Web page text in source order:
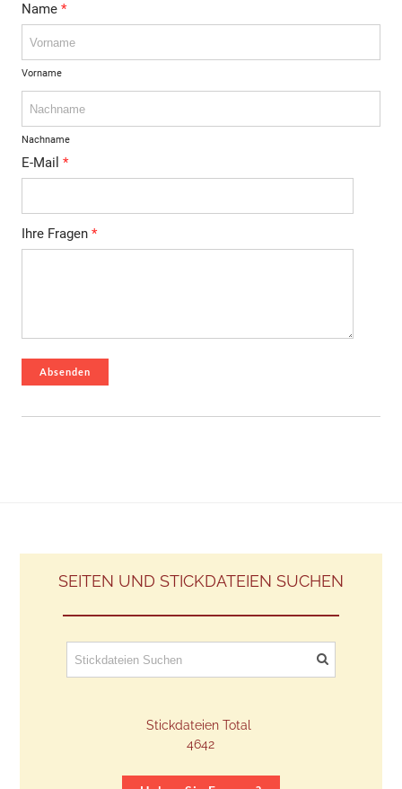
Name *
Vorname
Nachname
E-Mail *
Ihre Fragen *
Absenden
SEITEN UND STICKDATEIEN SUCHEN
Stickdateien Total
​4642